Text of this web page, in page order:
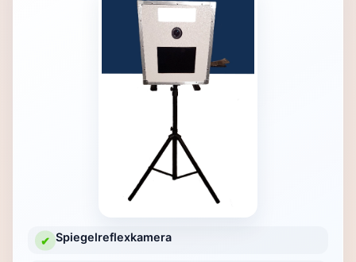
✔ Spiegelreflexkamera